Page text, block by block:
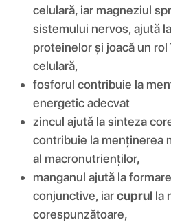
celulară, iar magneziul
sistemului nervos, ajută
proteinelor și joacă un
celulară,
fosforul contribuie la
energetic adecvat
zincul ajută la sinteza
contribuie la menținerea
al macronutrienților,
manganul ajută la
conjunctive, iarcuprul la
corespunzătoare,